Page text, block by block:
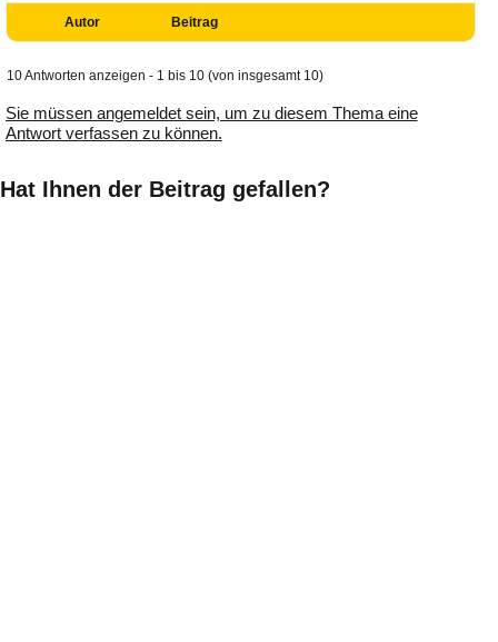
Autor Beitrag
10 Antworten anzeigen - 1 bis 10 (von insgesamt 10)
Sie müssen angemeldet sein, um zu diesem Thema eine
Antwort verfassen zu können.
Hat Ihnen der Beitrag gefallen?